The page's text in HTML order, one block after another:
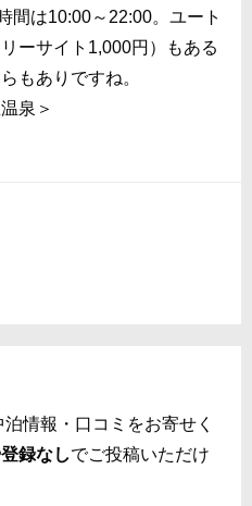
間は10:00～22:00。ユート
ーサイト1,000円）もある
もありですね。
泉＞
情報・口コミをお寄せく
録なしでご投稿いただけ